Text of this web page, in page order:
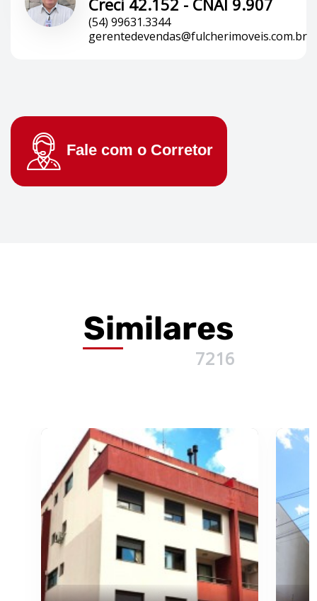
Creci 42.152 - CNAI 9.907
(54) 99631.3344
gerentedevendas@fulcherimoveis.com.br
Fale com o Corretor
Similares
7216